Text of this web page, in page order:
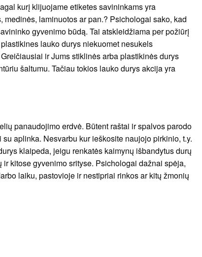
kurį klijuojame etiketes savininkams yra
laminuotos ar pan.? Psichologai sako, kad
gyvenimo būdą. Tai atskleidžiama per požiūrį
lauko durys niekuomet nesukels
ir Jums stiklinės arba plastikinės durys
šaltumu. Tačiau tokios lauko durys akcija yra
panaudojimo erdvė. Būtent raštai ir spalvos parodo
aplinka. Nesvarbu kur ieškosite naujojo pirkinio, t.y.
klaipeda, jeigu renkatės kaimynų išbandytus durų
kitose gyvenimo srityse. Psichologai dažnai spėja,
laiku, pastovioje ir nestipriai rinkos ar kitų žmonių